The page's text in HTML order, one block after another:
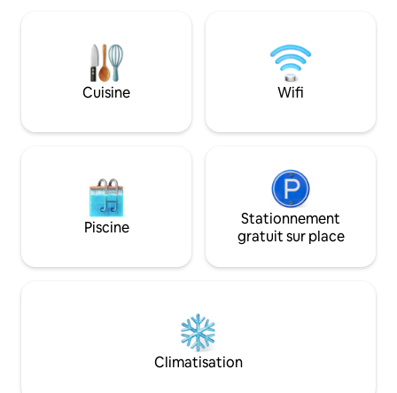
Profitez de la livraison gratuite du petit
déjeuner et du service de ménage
quotidien tout en vous relaxant au bord
de votre piscine privée et en admirant la
toit avec jacuzzi
panoramas
sur la caldeira et
égéens. Authentique. Privé.
Cuisine Wifi
Piscine
Stationnement
gratuit sur place
Climatisation